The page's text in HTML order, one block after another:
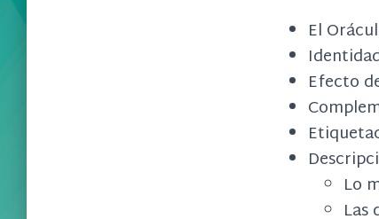
El
Efecto
Lo
Las